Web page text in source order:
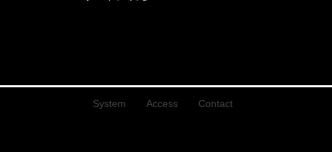
System Access Contact